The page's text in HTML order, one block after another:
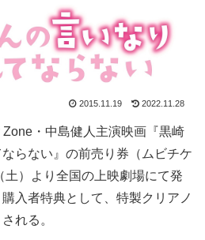
2015.11.19 2022.11.28
・中島健人主演映画『黒崎
らない』の前売り券（ムビチケ
土）より全国の上映劇場にて発
入者特典として、特製クリアノ
れる。